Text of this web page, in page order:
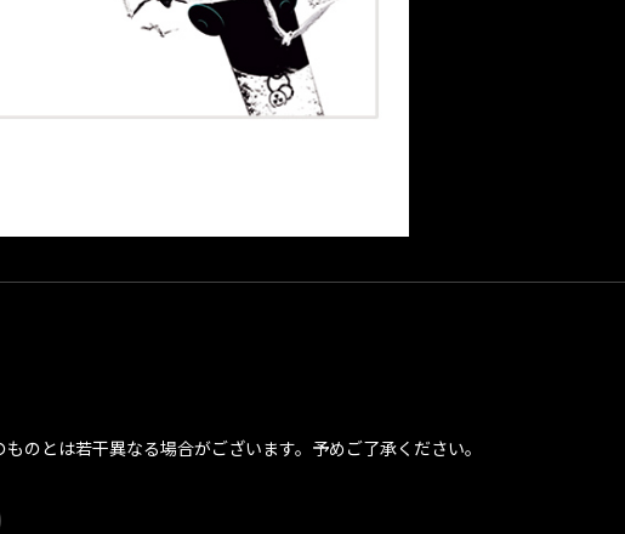
のとは若干異なる場合がございます。予めご了承ください。